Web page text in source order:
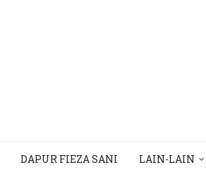
DAPUR FIEZA SANI LAIN-LAIN